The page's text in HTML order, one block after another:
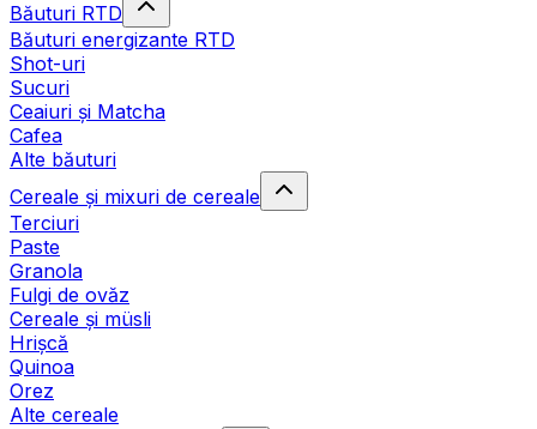
Băuturi RTD
Băuturi energizante RTD
Shot-uri
Sucuri
Ceaiuri și Matcha
Cafea
Alte băuturi
Cereale și mixuri de cereale
Terciuri
Paste
Granola
Fulgi de ovăz
Cereale și müsli
Hrișcă
Quinoa
Orez
Alte cereale